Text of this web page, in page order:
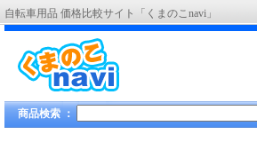
自転車用品 価格比較サイト「くまのこnavi」
商品検索 ：